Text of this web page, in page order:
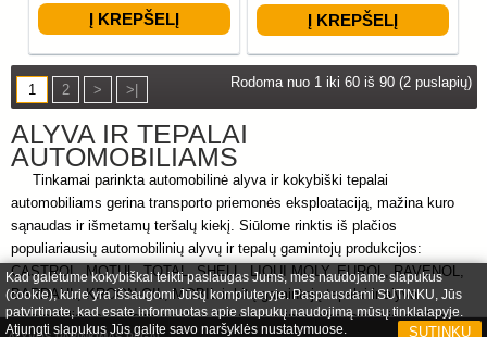
1 2 > >| Rodoma nuo 1 iki 60 iš 90 (2 puslapių)
ALYVA IR TEPALAI
AUTOMOBILIAMS
Tinkamai parinkta automobilinė alyva ir kokybiški tepalai
automobiliams gerina transporto priemonės eksploataciją, mažina kuro
sąnaudas ir išmetamų teršalų kiekį. Siūlome rinktis iš plačios
populiariausių automobilinių alyvų ir tepalų gamintojų produkcijos:
CASTROL, MOTUL, TOTAL, SHELL, LIQUI MOLY, EUROL, RAVENOL,
BARDAHL, KROON-OIL, MOBIL ir kitų gamintojų tepalai ir alyva
automobiliams prailgina variklio dalių tarnavimo laiką, suteikia patikimą
Kad galėtume kokybiškai teikti paslaugas Jums, mes naudojame slapukus
(cookie), kurie yra išsaugomi Jūsų kompiuteryje. Paspausdami SUTINKU, Jūs
patvirtinate, kad esate informuotas apie slapukų naudojimą mūsų tinklalapyje.
Atjungti slapukus Jūs galite savo naršyklės nustatymuose.
SUTINKU